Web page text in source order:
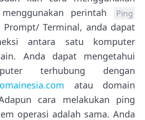
perintah
Ping
Prompt/ Terminal, anda dapat
antara satu komputer
Anda dapat mengetahui
terhubung dengan
atau domain
cara melakukan ping
operasi adalah sama. Anda